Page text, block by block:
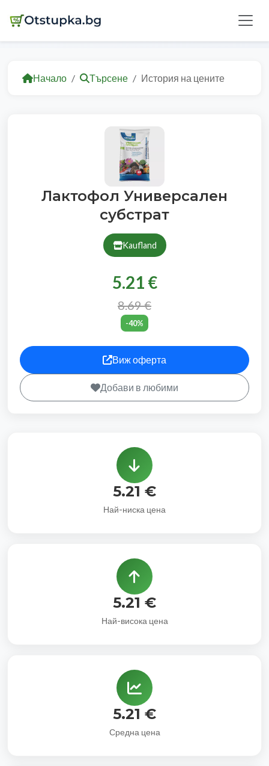
Начало Търсене История на цените
Лактофол Универсален
субстрат
Kaufland
5.21 €
8.69 €
-40%
Виж оферта
Добави в любими
5.21 €
Най-ниска цена
5.21 €
Най-висока цена
5.21 €
Средна цена